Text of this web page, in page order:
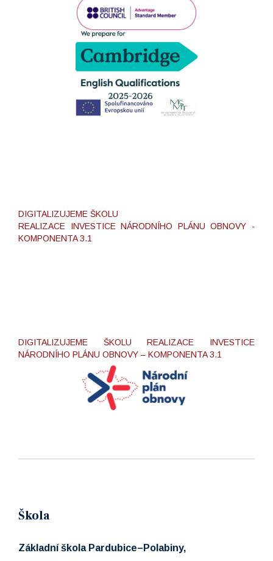
DIGITALIZUJEME ŠKOLU
REALIZACE INVESTICE NÁRODNÍHO PLÁNU OBNOVY -
KOMPONENTA 3.1
DIGITALIZUJEME ŠKOLU REALIZACE INVESTICE
NÁRODNÍHO PLÁNU OBNOVY – KOMPONENTA 3.1
Škola
Základní škola Pardubice–Polabiny,